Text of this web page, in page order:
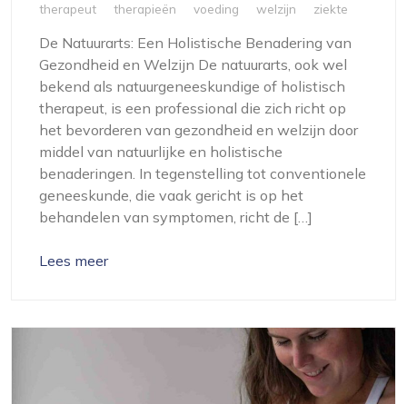
therapeut
therapieën voeding welzijn ziekte
De Natuurarts: Een Holistische Benadering van
Gezondheid en Welzijn De natuurarts, ook wel
bekend als natuurgeneeskundige of holistisch
therapeut, is een professional die zich richt op
het bevorderen van gezondheid en welzijn door
middel van natuurlijke en holistische
benaderingen. In tegenstelling tot conventionele
geneeskunde, die vaak gericht is op het
behandelen van symptomen, richt de […]
Lees meer